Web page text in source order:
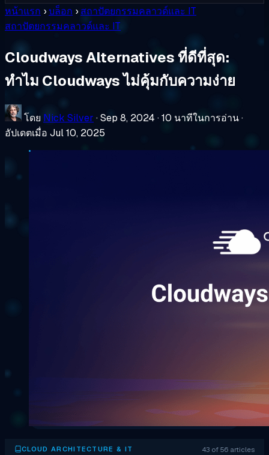
หน้าแรก ›บล็อก › สถาปัตยกรรมคลาวด์และ IT
สถาปัตยกรรมคลาวด์และ IT
Cloudways Alternatives ที่ดีที่สุด:
ทำไม Cloudways ไม่คุ้มกับความง่าย
โดย Nick Silver ·Sep 8, 2024 ·10 นาทีในการอ่าน·
อัปเดตเมื่อ Jul 10, 2025
CLOUD ARCHITECTURE & IT 43 of 56 articles